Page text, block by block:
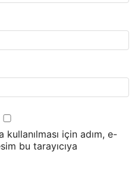
için adım, e-
bu tarayıcıya